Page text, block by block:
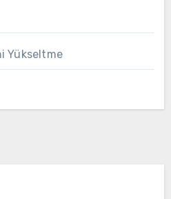
Yükseltme